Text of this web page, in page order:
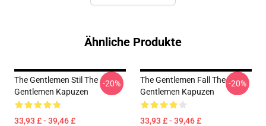
Ähnliche Produkte
The Gentlemen Stil The
Gentlemen Kapuzen
33,93 £ - 39,46 £
-20%
The Gentlemen Fall The
Gentlemen Kapuzen
33,93 £ - 39,46 £
-20%